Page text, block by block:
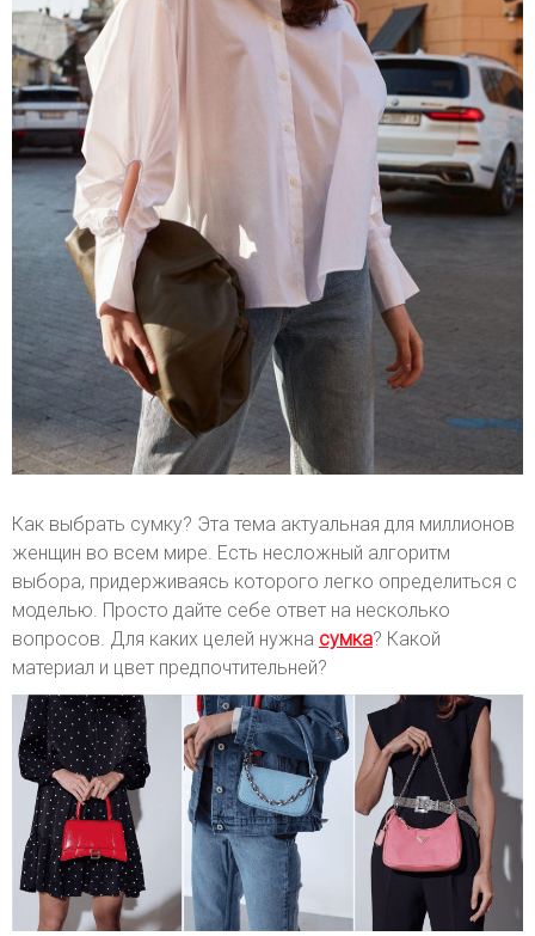
Как выбрать сумку? Эта тема актуальная для миллионов
женщин во всем мире. Есть несложный алгоритм
выбора, придерживаясь которого легко определиться с
моделью. Просто дайте себе ответ на несколько
вопросов. Для каких целей нужна сумка? Какой
материал и цвет предпочтительней?